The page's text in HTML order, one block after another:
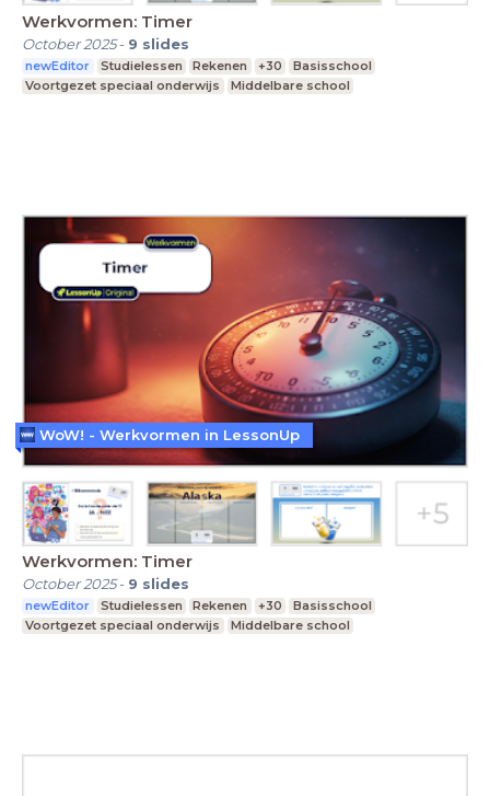
Werkvormen: Timer
October 2025- 9 slides
newEditor Studielessen Rekenen +30
Basisschool
Voortgezet speciaal onderwijs
Middelbare school
Werkvormen: Timer
October 2025- 9 slides
newEditor Studielessen Rekenen +30
Basisschool
Voortgezet speciaal onderwijs
Middelbare school
WoW! - Werkvormen in LessonUp